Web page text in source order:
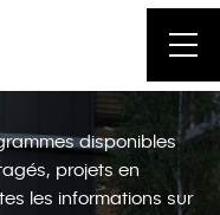
disponibles
projets en
les informations sur